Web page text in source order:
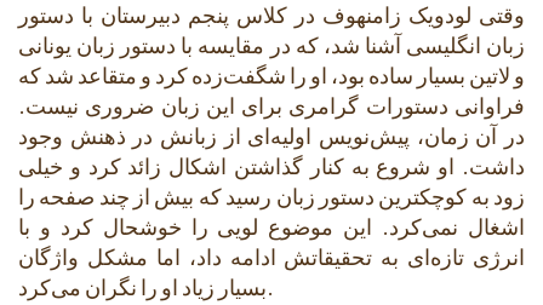
وقتی لودویک زامنهوف در کلاس پنجم دبیرستان با دستور
زبان انگلیسی آشنا شد، که در مقایسه با دستور زبان یونانی
و لاتین بسیار ساده بود، او را شگفت‌زده کرد و متقاعد شد که
فراوانی دستورات گرامری برای این زبان ضروری نیست.
در آن زمان، پیش‌نویس اولیه‌ای از زبانش در ذهنش وجود
داشت. او شروع به کنار گذاشتن اشکال زائد کرد و خیلی
زود به کوچکترین دستور زبان رسید که بیش از چند صفحه را
اشغال نمی‌کرد. این موضوع لویی را خوشحال کرد و با
انرژی تازه‌ای به تحقیقاتش ادامه داد، اما مشکل واژگان
بسیار زیاد او را نگران می‌کرد.